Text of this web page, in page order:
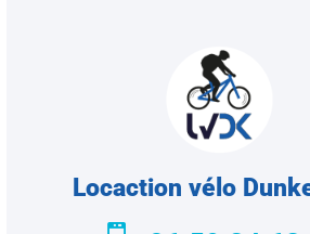
Locaction vélo